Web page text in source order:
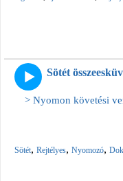
Sötét
> Nyomon követési
Sötét, Rejtélyes, Nyomozó,